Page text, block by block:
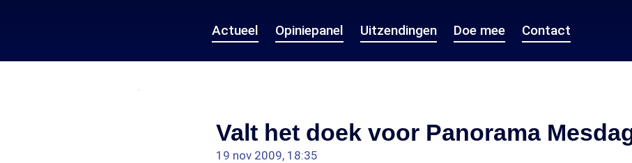
Actueel Opiniepanel Uitzendingen Doe mee Contact
Valt het doek voor Panorama
19 nov 2009, 18:35